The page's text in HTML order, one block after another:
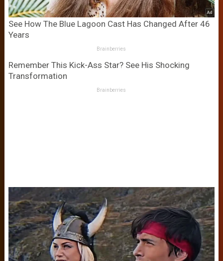
See How The Blue Lagoon Cast Has Changed After 46
Years
Brainberries
Remember This Kick-Ass Star? See His Shocking
Transformation
Brainberries